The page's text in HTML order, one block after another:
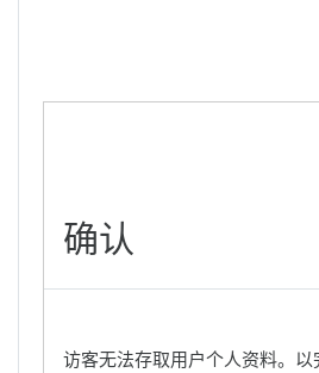
确认
访客无法存取用户个人资料。